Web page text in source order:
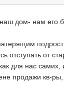
дом- нам его
от
для нас
продажи кв-